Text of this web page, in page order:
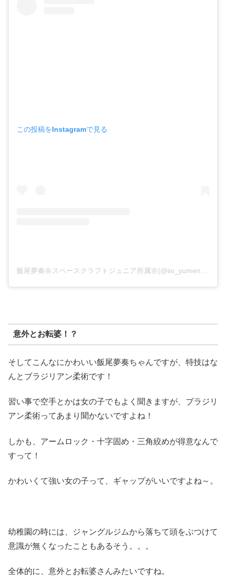
この投稿をInstagramで見る
意外とお転婆！？
そしてこんなにかわいい飯尾夢奏ちゃんですが、特技はな
んとブラジリアン柔術です！
習い事で空手とかは女の子でもよく聞きますが、ブラジリ
アン柔術ってあまり聞かないですよね！
しかも、アームロック・十字固め・三角絞めが得意なんで
すって！
かわいくて強い女の子って、ギャップがいいですよね～。
幼稚園の時には、ジャングルジムから落ちて頭をぶつけて
意識が無くなったこともあるそう。。。
全体的に、意外とお転婆さんみたいですね。